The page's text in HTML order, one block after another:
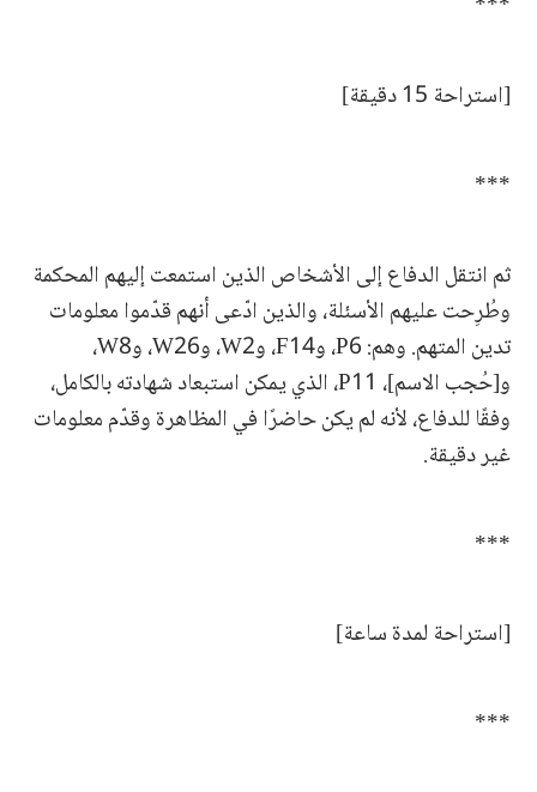
[استراحة 15 دقيقة]
***
ثم انتقل الدفاع إلى الأشخاص الذين استمعت إليهم المحكمة
وطُرِحت عليهم الأسئلة، والذين ادّعى أنهم قدّموا معلومات
تدين المتهم. وهم: P6، وF14، وW2، وW26، وW8،
و[حُجب الاسم]، P11، الذي يمكن استبعاد شهادته بالكامل،
وفقًا للدفاع، لأنه لم يكن حاضرًا في المظاهرة وقدّم معلومات
غير دقيقة.
***
[استراحة لمدة ساعة]
***